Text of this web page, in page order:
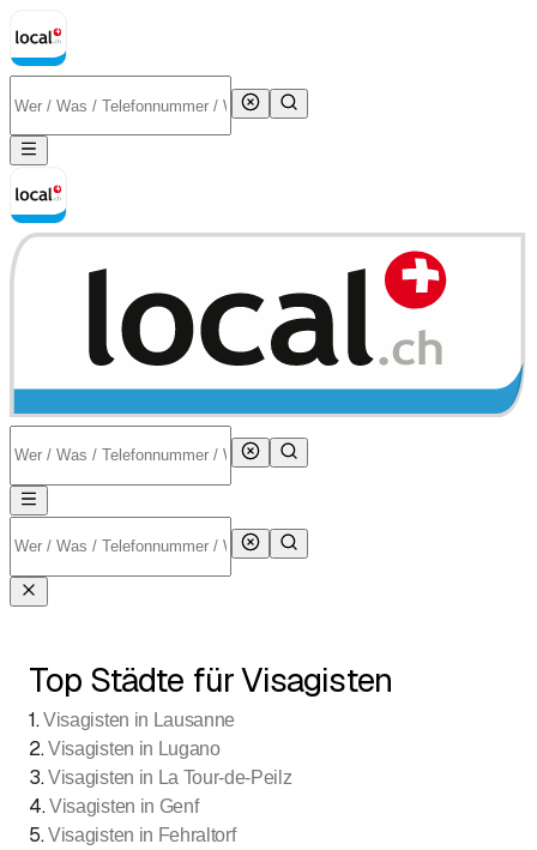
Top Städte für Visagisten
1.Visagisten in Lausanne
2.Visagisten in Lugano
3.Visagisten in La Tour-de-Peilz
4.Visagisten in Genf
5.Visagisten in Fehraltorf